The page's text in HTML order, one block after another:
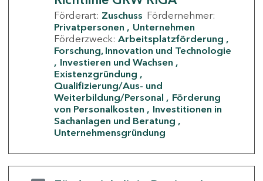
Förderart: Zuschuss Fördernehmer:
Privatpersonen
Unternehmen
Förderzweck: Arbeitsplatzförderung
Forschung, Innovation und Technologie
Investieren und Wachsen
Existenzgründung
Qualifizierung/Aus- und
Weiterbildung/Personal
Förderung
von Personalkosten
Investitionen in
Sachanlagen und Beratung
Unternehmensgründung